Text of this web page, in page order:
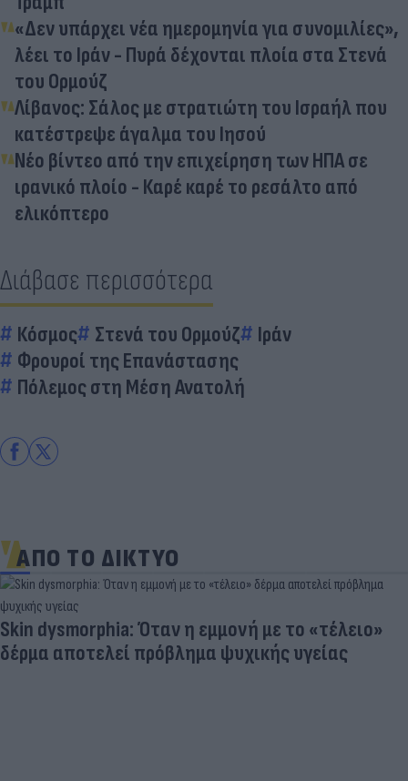
«Δεν υπάρχει νέα ημερομηνία για συνομιλίες»,
λέει το Ιράν - Πυρά δέχονται πλοία στα Στενά
του Ορμούζ
Λίβανος: Σάλος με στρατιώτη του Ισραήλ που
κατέστρεψε άγαλμα του Ιησού
Νέο βίντεο από την επιχείρηση των ΗΠΑ σε
ιρανικό πλοίο - Καρέ καρέ το ρεσάλτο από
ελικόπτερο
Διάβασε περισσότερα
Κόσμος Στενά του Ορμούζ
Ιράν
Φρουροί της Επανάστασης
Πόλεμος στη Μέση Ανατολή
ΑΠΟ ΤΟ ΔΙΚΤΥΟ